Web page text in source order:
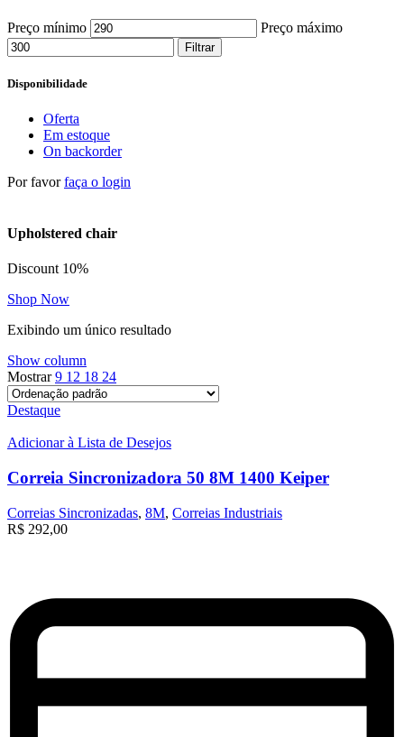
Preço mínimo Preço máximo
Filtrar
Disponibilidade
Oferta
Em estoque
On backorder
Por favorfaça o login
Upholstered chair
Discount 10%
Shop Now
Exibindo um único resultado
Show column
Mostrar9 12 18 24
Destaque
Adicionar à Lista de Desejos
Correia Sincronizadora 50 8M 1400 Keiper
Correias Sincronizadas, 8M, Correias Industriais
R$ 292,00